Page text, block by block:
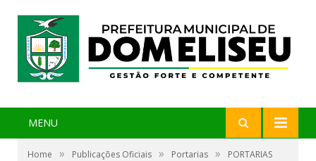
MENU
Home » Publicações Oficiais » Portarias »
PORTARIAS